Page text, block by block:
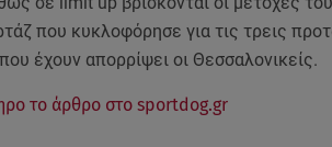
που κυκλοφόρησε για τις τρεις
έχουν απορρίψει οι Θεσσαλονικείς.
το άρθρο στο sportdog.gr